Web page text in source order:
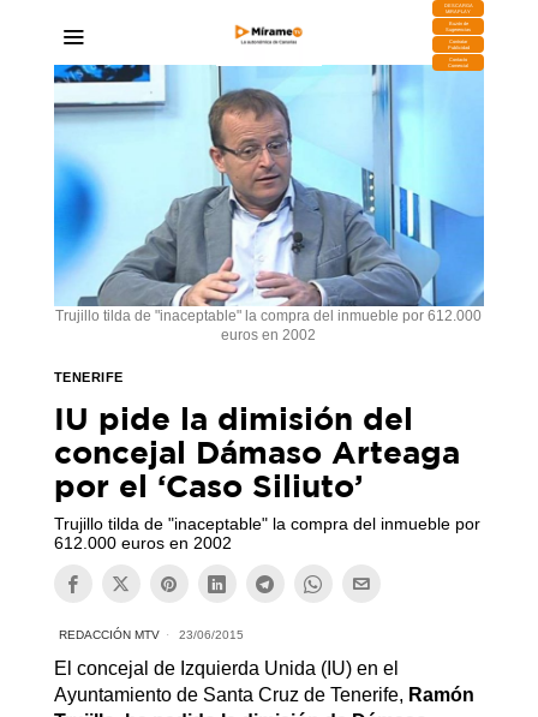
DESCARGA
MIRAPLAY
Buzón de
Sugerencias
Contratar
Publicidad
Contacto
Comercial
Trujillo tilda de "inaceptable" la compra del inmueble por 612.000
euros en 2002
TENERIFE
IU pide la dimisión del
concejal Dámaso Arteaga
por el ‘Caso Siliuto’
Trujillo tilda de "inaceptable" la compra del inmueble por
612.000 euros en 2002
REDACCIÓN MTV 23/06/2015
El concejal de Izquierda Unida (IU) en el
Ayuntamiento de Santa Cruz de Tenerife, Ramón